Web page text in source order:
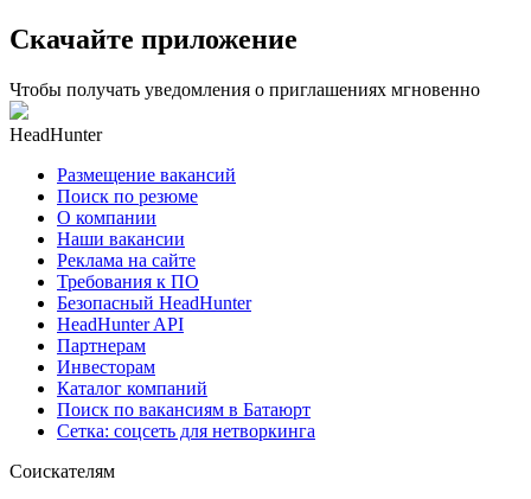
Скачайте приложение
Чтобы получать уведомления о приглашениях мгновенно
HeadHunter
Размещение вакансий
Поиск по резюме
О компании
Наши вакансии
Реклама на сайте
Требования к ПО
Безопасный HeadHunter
HeadHunter API
Партнерам
Инвесторам
Каталог компаний
Поиск по вакансиям в Батаюрт
Сетка: соцсеть для нетворкинга
Соискателям